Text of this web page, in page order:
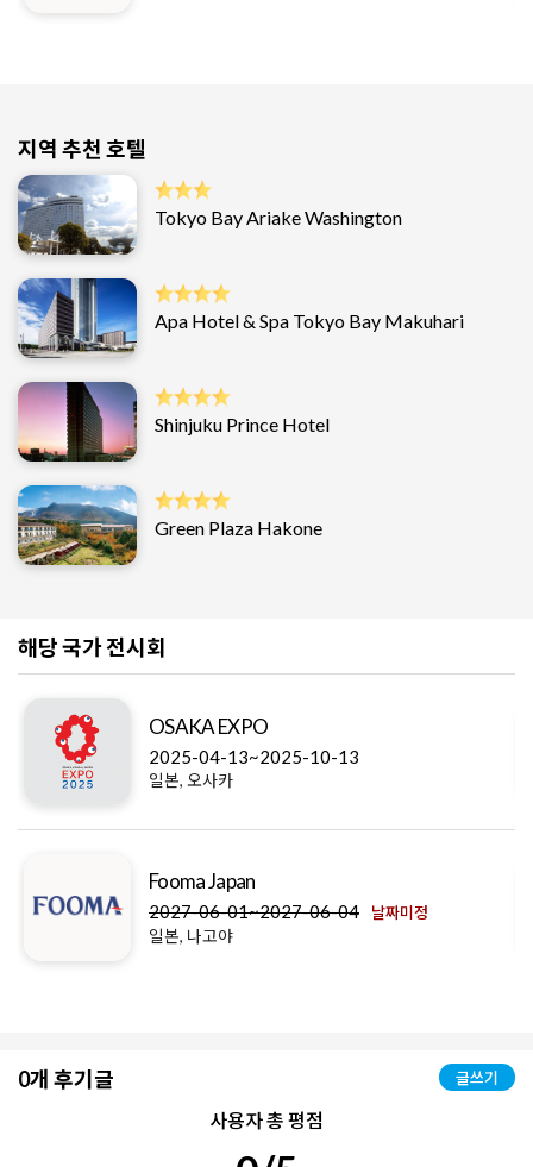
지역 추천 호텔
Tokyo Bay Ariake Washington
Apa Hotel & Spa Tokyo Bay Makuhari
Shinjuku Prince Hotel
Green Plaza Hakone
해당 국가 전시회
OSAKA EXPO
2025-04-13~2025-10-13
일본, 오사카
Fooma Japan
2027-06-01~2027-06-04 날짜미정
일본, 나고야
0개 후기글 글쓰기
사용자 총 평점